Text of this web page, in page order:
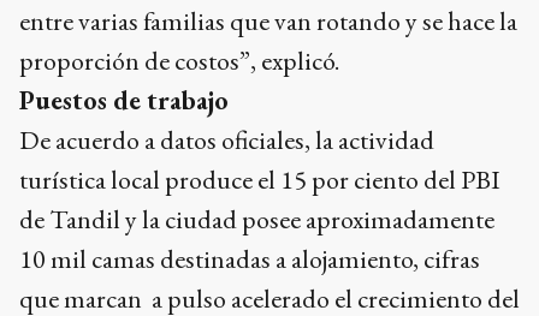
entre varias familias que van rotando y se hace la
proporción de costos”, explicó.
Puestos de trabajo
De acuerdo a datos oficiales, la actividad
turística local produce el 15 por ciento del PBI
de Tandil y la ciudad posee aproximadamente
10 mil camas destinadas a alojamiento, cifras
que marcan a pulso acelerado el crecimiento del